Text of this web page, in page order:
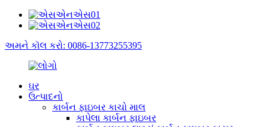
અમને કૉલ કરો: 0086-13773255395
ઘર
ઉત્પાદનો
કાર્બન ફાઇબર કાચો માલ
કાપેલા કાર્બન ફાઇબર